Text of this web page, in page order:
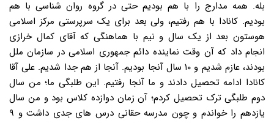
بله. همه مدارج را با هم بودیم حتی در گروه روان شناسی با هم
بودیم. کانادا با هم رفتیم، ولی بعد برای یک سرپرستی مرکز اسلامی
هوستون بعد از یک سال و نیم با هماهنگی که آقای کمال خرازی
انجام داد که آن وقت نماینده دائم جمهوری اسلامی در سازمان ملل
بودند، عازم شدیم و ۱۰ سال آنجا بودیم. آنجا از هم جدا شدیم. علی آقا
کانادا ادامه تحصیل دادند و ما آنجا رفتیم. این طلبگی ما؛ من سال
دوم طلبگی ترک تحصیل کردم؛ آن زمان دوازده کلاس بود و من سال
یازدهم را خواندم و چون مدرسه حقانی درس های جدی داشت و ۹